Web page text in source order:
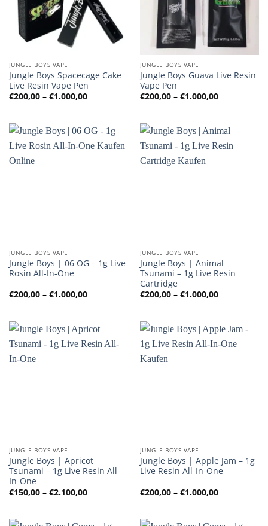
JUNGLE BOYS VAPE
Jungle Boys Spacecage Cake
Live Resin Vape Pen
€200,00 – €1.000,00Preisspanne:
JUNGLE BOYS VAPE
Jungle Boys Guava Live Resin
Vape Pen
€200,00 – €1.000,00
JUNGLE BOYS VAPE
Jungle Boys | 06 OG – 1g Live
Rosin All-In-One
€200,00 – €1.000,00Preisspanne:
€200,00
JUNGLE BOYS VAPE
Jungle Boys | Animal
Tsunami – 1g Live Resin
Cartridge
€200,00 – €1.000,00
€200,00
JUNGLE BOYS VAPE
Jungle Boys | Apricot
Tsunami – 1g Live Resin All-
In-One
€150,00 – €2.100,00Preisspanne:
€150,00
JUNGLE BOYS VAPE
Jungle Boys | Apple Jam – 1g
Live Resin All-In-One
€200,00 – €1.000,00
€200,00